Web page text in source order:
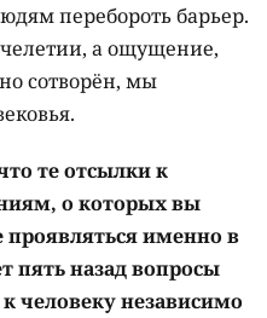
перебороть барьер.
а ощущение,
сотворён, мы
те отсылки к
о которых вы
проявляться именно в
пять назад вопросы
человеку независимо